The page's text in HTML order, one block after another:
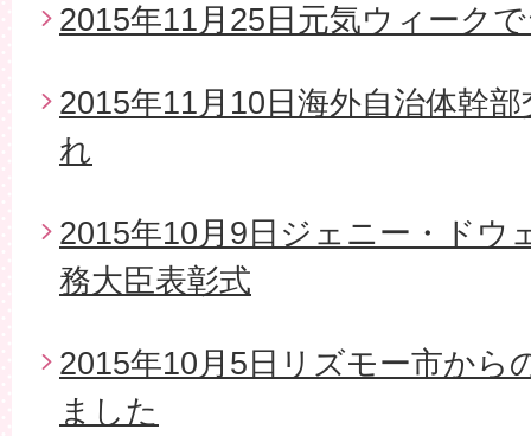
2015年11月25日元気ウィーク
2015年11月10日海外自治体幹
れ
2015年10月9日ジェニー・ドウ
務大臣表彰式
2015年10月5日リズモー市から
ました